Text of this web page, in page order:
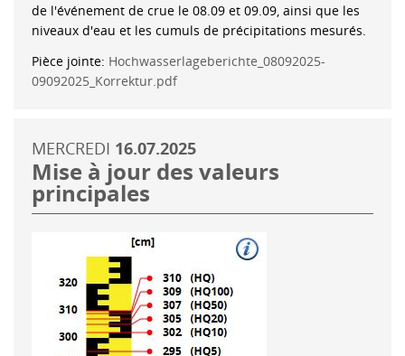
de l'événement de crue le 08.09 et 09.09, ainsi que les
niveaux d'eau et les cumuls de précipitations mesurés.
Pièce jointe: Hochwasserlageberichte_08092025-
09092025_Korrektur.pdf
MERCREDI 16.07.2025
Mise à jour des valeurs
principales